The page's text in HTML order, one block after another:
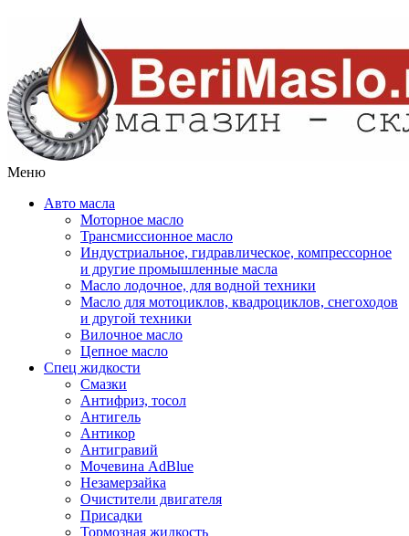
Меню
Авто масла
Моторное масло
Трансмиссионное масло
Индустриальное, гидравлическое, компрессорное
и другие промышленные масла
Масло лодочное, для водной техники
Масло для мотоциклов, квадроциклов, снегоходов
и другой техники
Вилочное масло
Цепное масло
Спец жидкости
Смазки
Антифриз, тосол
Антигель
Антикор
Антигравий
Мочевина AdBlue
Незамерзайка
Очистители двигателя
Присадки
Тормозная жидкость